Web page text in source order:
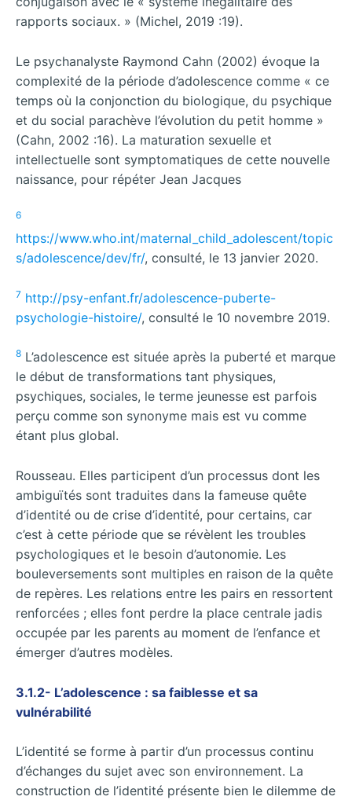
rapports sociaux. » (Michel, 2019 :19).
Le psychanalyste Raymond Cahn (2002) évoque la
complexité de la période d’adolescence comme « ce
temps où la conjonction du biologique, du psychique
et du social parachève l’évolution du petit homme »
(Cahn, 2002 :16). La maturation sexuelle et
intellectuelle sont symptomatiques de cette nouvelle
naissance, pour répéter Jean Jacques
6
https://www.who.int/maternal_child_adolescent/topic
s/adolescence/dev/fr/, consulté, le 13 janvier 2020.
7 http://psy-enfant.fr/adolescence-puberte-
psychologie-histoire/, consulté le 10 novembre 2019.
8 L’adolescence est située après la puberté et marque
le début de transformations tant physiques,
psychiques, sociales, le terme jeunesse est parfois
perçu comme son synonyme mais est vu comme
étant plus global.
Rousseau. Elles participent d’un processus dont les
ambiguïtés sont traduites dans la fameuse quête
d’identité ou de crise d’identité, pour certains, car
c’est à cette période que se révèlent les troubles
psychologiques et le besoin d’autonomie. Les
bouleversements sont multiples en raison de la quête
de repères. Les relations entre les pairs en ressortent
renforcées ; elles font perdre la place centrale jadis
occupée par les parents au moment de l’enfance et
émerger d’autres modèles.
3.1.2- L’adolescence : sa faiblesse et sa
vulnérabilité
L’identité se forme à partir d’un processus continu
d’échanges du sujet avec son environnement. La
construction de l’identité présente bien le dilemme de